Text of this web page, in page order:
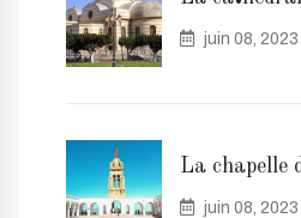
juin 08, 2023
La chapelle
juin 08, 2023